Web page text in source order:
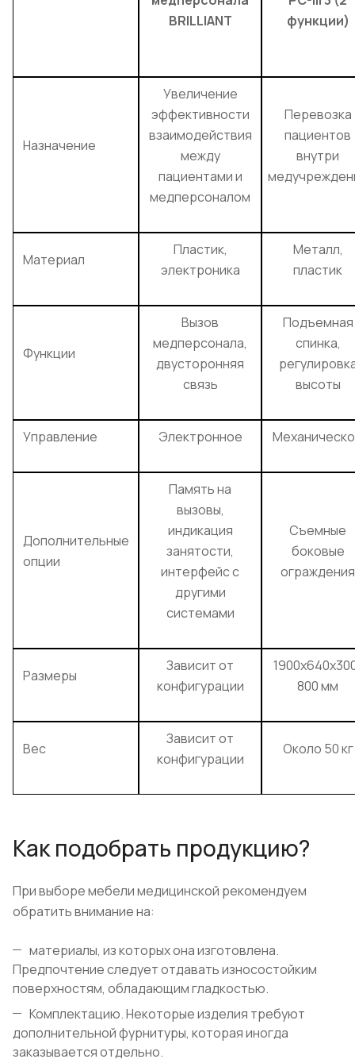
BRILLIANT
функции)
Назначение
Увеличение
эффективности
взаимодействия
между
пациентами и
медперсоналом
Перевозка
пациентов
внутри
Материал
Пластик,
электроника
Металл,
пластик
Функции
Вызов
медперсонала,
двусторонняя
связь
Подъемная
спинка,
высоты
Управление Электронное
Дополнительные
опции
Память на
вызовы,
индикация
занятости,
интерфейс с
другими
системами
Съемные
боковые
ограждения
Размеры
Зависит от
конфигурации
800 мм
Вес
Зависит от
конфигурации
Около 50 кг
Как подобрать продукцию?
При выборе мебели медицинской рекомендуем
обратить внимание на:
материалы, из которых она изготовлена.
Предпочтение следует отдавать износостойким
поверхностям, обладающим гладкостью.
Комплектацию. Некоторые изделия требуют
дополнительной фурнитуры, которая иногда
заказывается отдельно.